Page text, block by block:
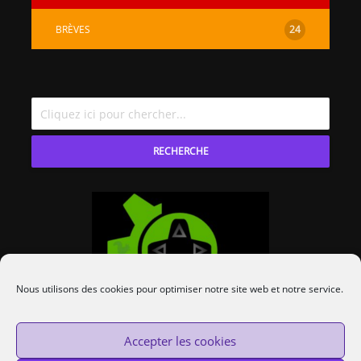
Nous utilisons des cookies pour optimiser notre site web et notre service.
Accepter les cookies
BRÈVES 24
RECHERCHE